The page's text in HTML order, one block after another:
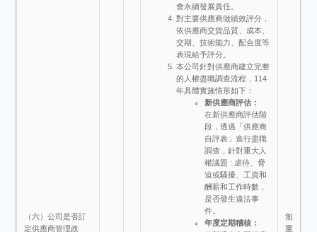
（六）公司是否訂
定供應商管理政
會永續發展責任。
對主要供應商做績效評分，
依供應商交貨品質、成本、
交期、技術能力、配合度等
表現給予評分。
本公司針對供應商建立完整
的人權盡職調查流程，114
年具體實施情形如下：
新供應商評估：
在新供應商評估階
段，透過「供應商
自評表」進行盡職
調查，針對重大人
權議題 : 虐待、脅
迫或騷擾、工資和
酬薪和工作時數，
是否發生違法事
件。
年度定期稽核：
無
重